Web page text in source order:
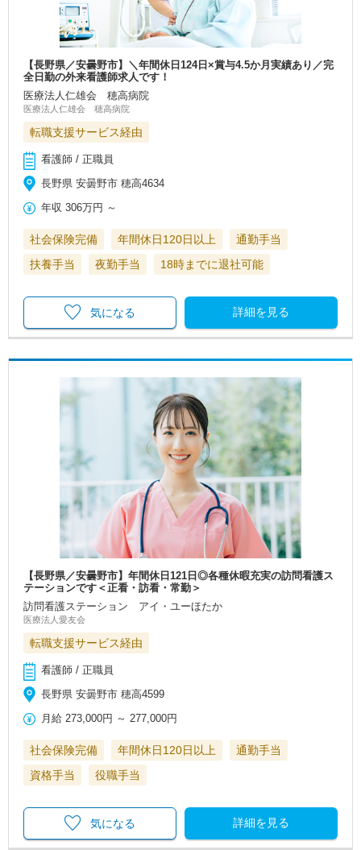
【長野県／安曇野市】＼年間休日124日×賞与4.5か月実績あり／完
全日勤の外来看護師求人です！
医療法人仁雄会 穂高病院
医療法人仁雄会 穂高病院
転職支援サービス経由
看護師 / 正職員
長野県 安曇野市 穂高4634
年収 306万円 ～
社会保険完備 年間休日120日以上
通勤手当
扶養手当
夜勤手当 18時までに退社可能
詳細を見る
気になる
【長野県／安曇野市】年間休日121日◎各種休暇充実の訪問看護ス
テーションです＜正看・訪看・常勤＞
訪問看護ステーション アイ・ユーほたか
医療法人愛友会
転職支援サービス経由
看護師 / 正職員
長野県 安曇野市 穂高4599
月給 273,000円 ～277,000円
社会保険完備 年間休日120日以上
通勤手当
資格手当
役職手当
詳細を見る
気になる